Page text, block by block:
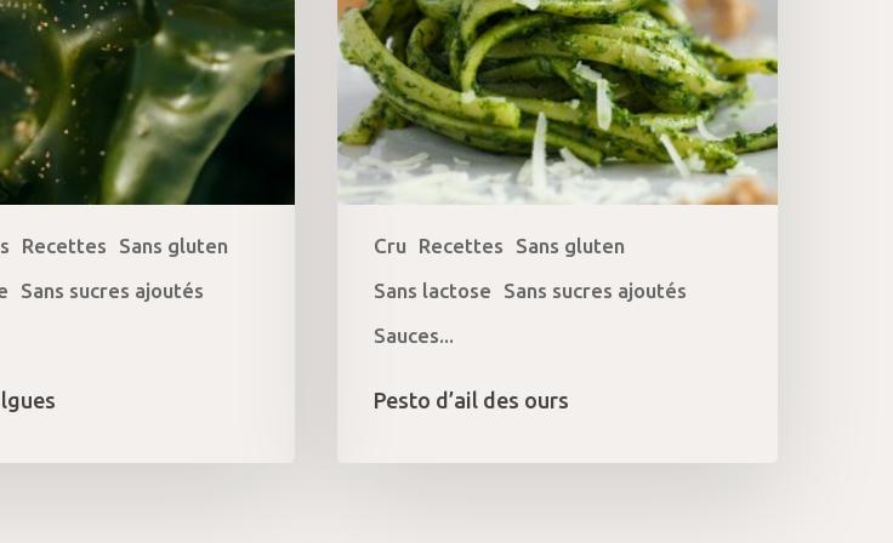
Recettes
Sans gluten
Sans sucres ajoutés
Cru Recettes
Sans gluten
Sans lactose
Sans sucres ajoutés
Sauces...
Pesto d’ail des ours